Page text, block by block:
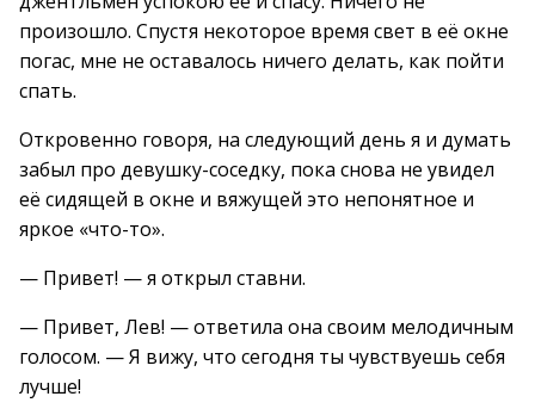
произошло. Спустя некоторое время свет в её окне
погас, мне не оставалось ничего делать, как пойти
спать.
Откровенно говоря, на следующий день я и думать
забыл про девушку-соседку, пока снова не увидел
её сидящей в окне и вяжущей это непонятное и
яркое «что-то».
— Привет! — я открыл ставни.
— Привет, Лев! — ответила она своим мелодичным
голосом. — Я вижу, что сегодня ты чувствуешь себя
лучше!